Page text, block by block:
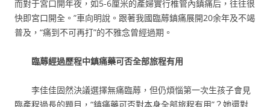
而對于宮口開年夜，如5-6厘米的產婦實行椎管內鎮痛后，往往很
快即宮口開全。”車向明說。跟著我國臨蓐鎮痛展開20余年及不竭
普及，“痛到不可再打”的不雅念曾經過期。
臨蓐經過歷程中鎮痛藥可否全部旅程有用
李佳佳固然決議選擇無痛臨蓐，但仍煩惱第一次生孩子會見
臨產程過長的題目，“鎮痛藥可否對本身全部旅程有用”？她還對